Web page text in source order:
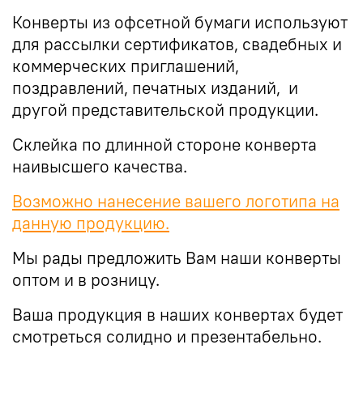
Конверты из офсетной бумаги используют
для рассылки сертификатов, свадебных и
коммерческих приглашений,
поздравлений, печатных изданий, и
другой представительской продукции.
Склейка по длинной стороне конверта
наивысшего качества.
Возможно нанесение вашего логотипа на
данную продукцию.
Мы рады предложить Вам наши конверты
оптом и в розницу.
Ваша продукция в наших конвертах будет
смотреться солидно и презентабельно.